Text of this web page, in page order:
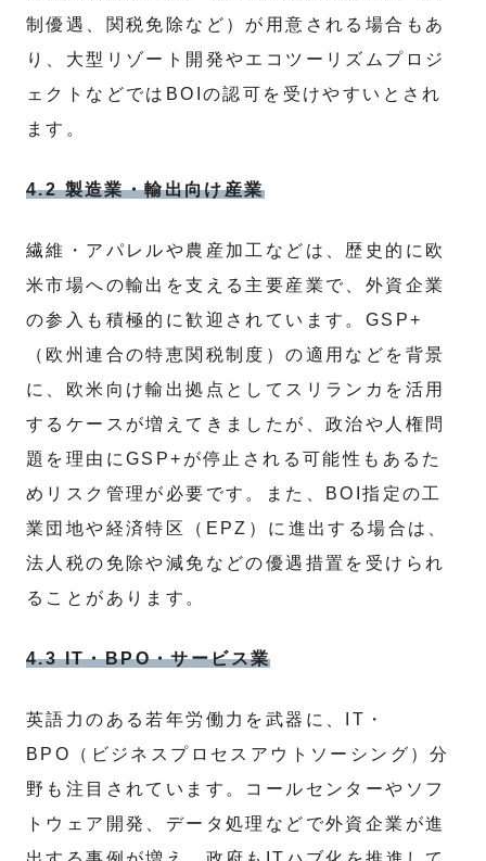
制優遇、関税免除など）が用意される場合もあ
り、大型リゾート開発やエコツーリズムプロジ
ェクトなどではBOIの認可を受けやすいとされ
ます。
4.2 製造業・輸出向け産業
繊維・アパレルや農産加工などは、歴史的に欧
米市場への輸出を支える主要産業で、外資企業
の参入も積極的に歓迎されています。GSP+
（欧州連合の特恵関税制度）の適用などを背景
に、欧米向け輸出拠点としてスリランカを活用
するケースが増えてきましたが、政治や人権問
題を理由にGSP+が停止される可能性もあるた
めリスク管理が必要です。また、BOI指定の工
業団地や経済特区（EPZ）に進出する場合は、
法人税の免除や減免などの優遇措置を受けられ
ることがあります。
4.3 IT・BPO・サービス業
英語力のある若年労働力を武器に、IT・
BPO（ビジネスプロセスアウトソーシング）分
野も注目されています。コールセンターやソフ
トウェア開発、データ処理などで外資企業が進